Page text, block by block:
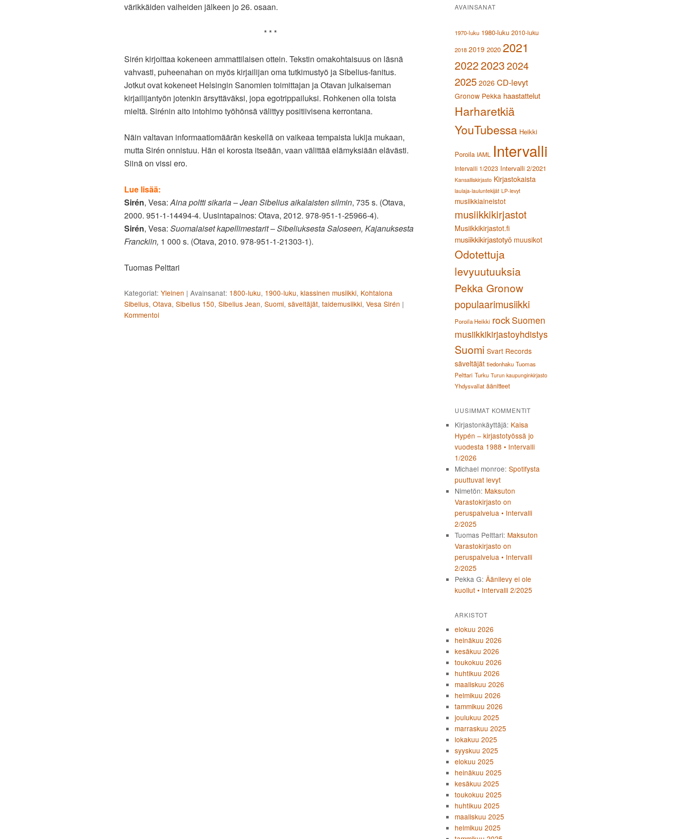
värikkäiden vaiheiden jälkeen jo 26. osaan.
* * *
Sirén kirjoittaa kokeneen ammattilaisen ottein. Tekstin omakohtaisuus on läsnä
vahvasti, puheenahan on myös kirjailijan oma tutkimustyö ja Sibelius-fanitus.
Jotkut ovat kokeneet Helsingin Sanomien toimittajan ja Otavan julkaiseman
kirjailijantyön jotenkin ärsyttäväksi, jopa egotrippailuksi. Rohkenen olla toista
mieltä. Sirénin aito intohimo työhönsä välittyy positiivisena kerrontana.
Näin valtavan informaatiomäärän keskellä on vaikeaa tempaista lukija mukaan,
mutta Sirén onnistuu. Hän ei korosta itseään, vaan välittää elämyksiään elävästi.
Siinä on vissi ero.
Lue lisää:
Sirén, Vesa:Aina poltti sikaria–Jean Sibelius aikalaisten silmin, 735 s. (Otava,
2000. 951-1-14494-4. Uusintapainos: Otava, 2012. 978-951-1-25966-4).
Sirén, Vesa: Suomalaiset kapellimestarit – Sibeliuksesta Saloseen, Kajanuksesta
Franckiin, 1 000 s. (Otava, 2010. 978-951-1-21303-1).
Tuomas Pelttari
Kategoriat: Yleinen | Avainsanat: 1800-luku, 1900-luku, klassinen musiikki, Kohtalona
Sibelius, Otava, Sibelius 150, Sibelius Jean, Suomi, säveltäjät, taidemusiikki, Vesa Sirén |
Kommentoi
AVAINSANAT
1970-luku 1980-luku 2010-luku
2018 2019 2020 2021
2022 20232024
2025 2026 CD-levyt
Gronow Pekka haastattelut
Harharetkiä
YouTubessa Heikki
Poroila IAML Intervalli
Intervalli 1/2023 Intervalli 2/2021
Kansalliskirjasto Kirjastokaista
laulaja-lauluntekijät LP-levyt
musiikkiaineistot
musiikkikirjastot
Musiikkikirjastot.fi
musiikkikirjastotyö muusikot
Odotettuja
levyuutuuksia
Pekka Gronow
populaarimusiikki
Poroila Heikki rock Suomen
musiikkikirjastoyhdistys
Suomi Svart Records
säveltäjät tiedonhaku Tuomas
Pelttari Turku Turun kaupunginkirjasto
Yhdysvallat äänitteet
UUSIMMAT KOMMENTIT
Kirjastonkäyttäjä: Kaisa
Hypén – kirjastotyössä jo
vuodesta 1988 • Intervalli
1/2026
Michael monroe: Spotifysta
puuttuvat levyt
Nimetön: Maksuton
Varastokirjasto on
peruspalvelua • Intervalli
2/2025
Tuomas Pelttari: Maksuton
Varastokirjasto on
peruspalvelua • Intervalli
2/2025
Pekka G: Äänilevy ei ole
kuollut • Intervalli 2/2025
ARKISTOT
elokuu 2026
heinäkuu 2026
kesäkuu 2026
toukokuu 2026
huhtikuu 2026
maaliskuu 2026
helmikuu 2026
tammikuu 2026
joulukuu 2025
marraskuu 2025
lokakuu 2025
syyskuu 2025
elokuu 2025
heinäkuu 2025
kesäkuu 2025
toukokuu 2025
huhtikuu 2025
maaliskuu 2025
helmikuu 2025